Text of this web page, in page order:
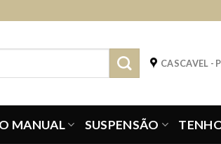
CASCAVEL -
MANUAL SUSPENSÃO